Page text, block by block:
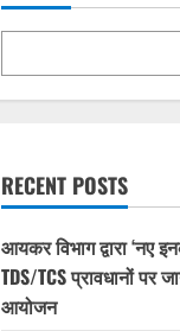
RECENT POSTS
आयकर विभाग द्वारा ‘नए
TDS/TCS प्रावधानों
आयोजन